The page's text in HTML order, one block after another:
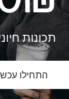
תכונות
התחילו